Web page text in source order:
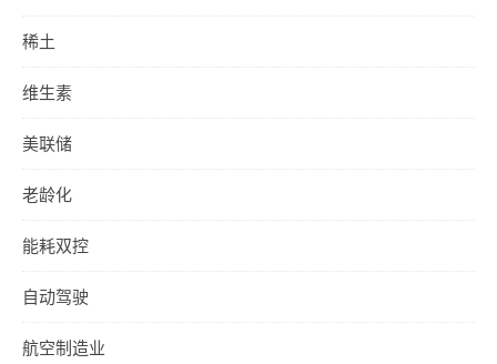
稀土
维生素
美联储
老龄化
能耗双控
自动驾驶
航空制造业